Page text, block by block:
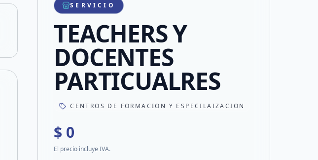
Compartir por mail
Compartir en Facebook
SERVICIO
TEACHERS Y
DOCENTES
PARTICUALRES
CENTROS DE FORMACION Y ESPECILAIZACION
$ 0
El precio incluye IVA.